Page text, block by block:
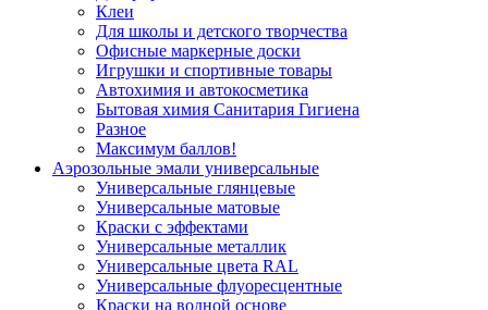
Клеи
Для школы и детского творчества
Офисные маркерные доски
Игрушки и спортивные товары
Автохимия и автокосметика
Бытовая химия Санитария Гигиена
Разное
Максимум баллов!
Аэрозольные эмали универсальные
Универсальные глянцевые
Универсальные матовые
Краски с эффектами
Универсальные металлик
Универсальные цвета RAL
Универсальные флуоресцентные
Краски на водной основе